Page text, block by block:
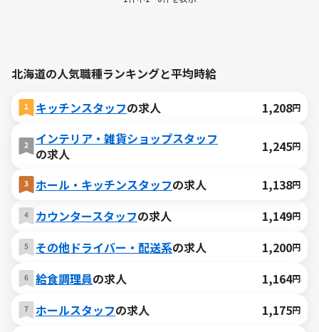
北海道の人気職種ランキングと平均時給
キッチンスタッフの求人 1,208円
インテリア・雑貨ショップスタッフ
の求人
1,245円
ホール・キッチンスタッフの求人 1,138円
カウンタースタッフの求人 1,149円
その他ドライバー・配送系の求人 1,200円
給食調理員の求人 1,164円
ホールスタッフの求人 1,175円